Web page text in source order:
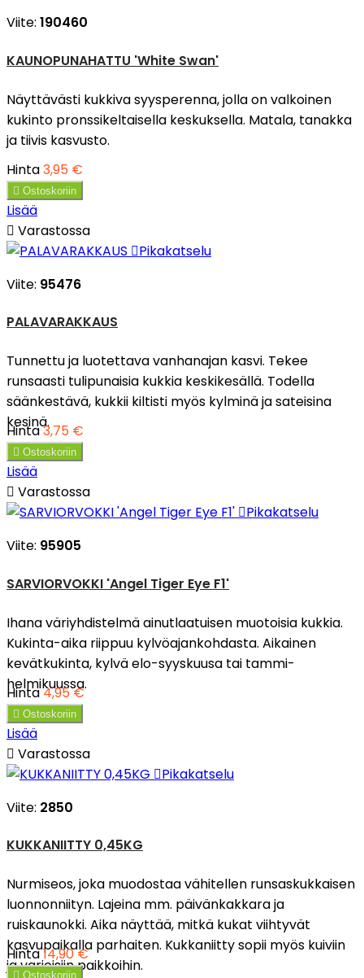
Viite: 190460
KAUNOPUNAHATTU 'White Swan'
Näyttävästi kukkiva syysperenna, jolla on valkoinen
kukinto pronssikeltaisella keskuksella. Matala, tanakka
ja tiivis kasvusto.
Hinta3,95 €
 Ostoskoriin
Lisää
 Varastossa
Pikakatselu
Viite: 95476
PALAVARAKKAUS
Tunnettu ja luotettava vanhanajan kasvi. Tekee
runsaasti tulipunaisia kukkia keskikesällä. Todella
säänkestävä, kukkii kiltisti myös kylminä ja sateisina
kesinä.
Hinta3,75 €
 Ostoskoriin
Lisää
 Varastossa
Pikakatselu
Viite: 95905
SARVIORVOKKI 'Angel Tiger Eye F1'
Ihana väriyhdistelmä ainutlaatuisen muotoisia kukkia.
Kukinta-aika riippuu kylvöajankohdasta. Aikainen
kevätkukinta, kylvä elo-syyskuusa tai tammi-
helmikuussa.
Hinta4,95 €
 Ostoskoriin
Lisää
 Varastossa
Pikakatselu
Viite: 2850
KUKKANIITTY 0,45KG
Nurmiseos, joka muodostaa vähitellen runsaskukkaisen
luonnonniityn. Lajeina mm. päivänkakkara ja
ruiskaunokki. Aika näyttää, mitkä kukat viihtyvät
kasvupaikalla parhaiten. Kukkaniitty sopii myös kuiviin
ja varjoisiin paikkoihin.
Hinta14,90 €
 Ostoskoriin